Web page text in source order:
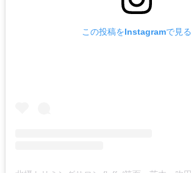
この投稿をInstagramで見る